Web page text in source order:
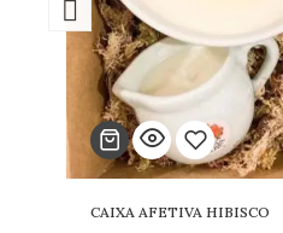
CAIXA AFETIVA HIBISCO
Adicionar